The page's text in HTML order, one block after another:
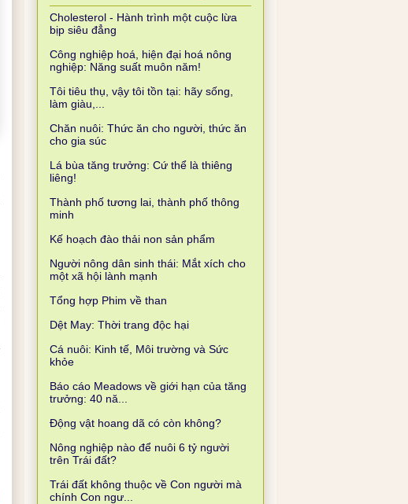
Cholesterol - Hành trình một cuộc lừa
bịp siêu đẳng
Công nghiệp hoá, hiện đại hoá nông
nghiệp: Năng suất muôn năm!
Tôi tiêu thụ, vậy tôi tồn tại: hãy sống,
làm giàu,...
Chăn nuôi: Thức ăn cho người, thức ăn
cho gia súc
Lá bùa tăng trưởng: Cứ thể là thiêng
liêng!
Thành phố tương lai, thành phố thông
minh
Kế hoạch đào thải non sản phẩm
Người nông dân sinh thái: Mắt xích cho
một xã hội lành mạnh
Tổng hợp Phim về than
Dệt May: Thời trang độc hại
Cá nuôi: Kinh tế, Môi trường và Sức
khỏe
Báo cáo Meadows về giới hạn của tăng
trưởng: 40 nă...
Động vật hoang dã có còn không?
Nông nghiệp nào để nuôi 6 tỷ người
trên Trái đất?
Trái đất không thuộc về Con người mà
chính Con ngư...